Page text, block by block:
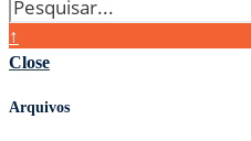
↑
Close
Arquivos